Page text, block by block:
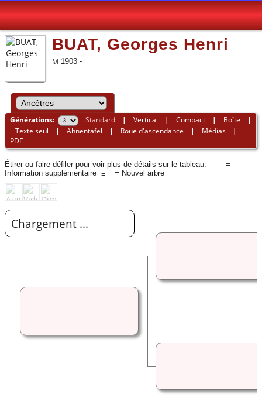
BUAT, Georges Henri
1903 -
Générations: Standard |Vertical |Compact | Boîte |
Texte seul |Ahnentafel | Roue d'ascendance | Médias |
PDF
Étirer ou faire défiler pour voir plus de détails sur le tableau.
=
Information supplémentaire
= Nouvel arbre
Chargement ...